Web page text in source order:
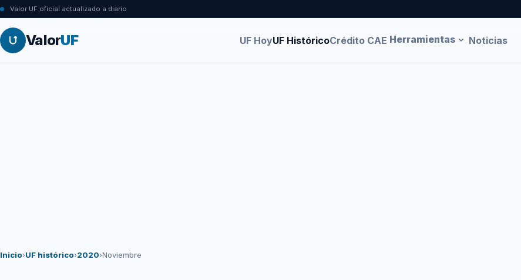
Valor UF oficial actualizado a diario
ValorUF UF HoyUF HistóricoCrédito CAE Herramientas Noticias
Inicio›UF histórico›2020›Noviembre